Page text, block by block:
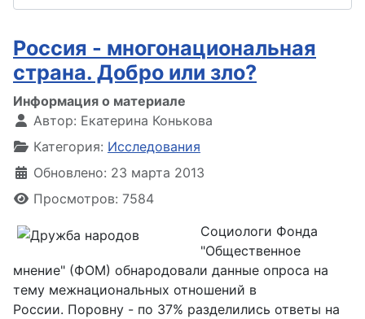
Россия - многонациональная
страна. Добро или зло?
Информация о материале
Автор: Екатерина Конькова
Категория: Исследования
Обновлено: 23 марта 2013
Просмотров: 7584
Социологи Фонда
"Общественное
мнение" (ФОМ) обнародовали данные опроса на
тему межнациональных отношений в
России. Поровну - по 37% разделились ответы на